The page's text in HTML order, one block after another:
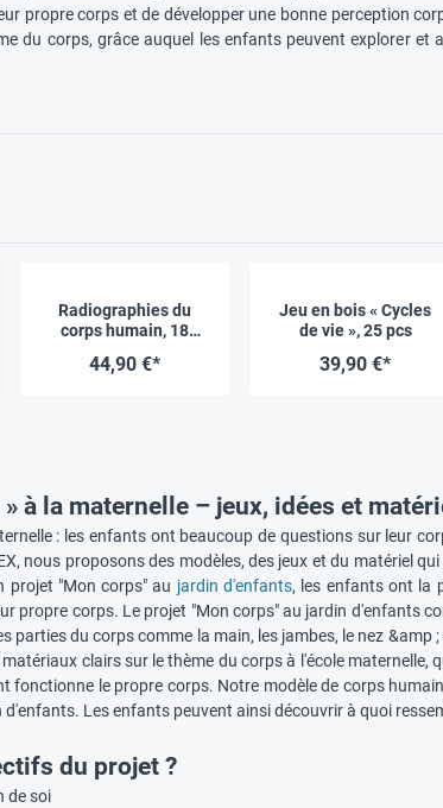
propre corps et de développer une bonne perception
du corps, grâce auquel les enfants peuvent explorer
Radiographies du
corps humain, 18
44,90 €*
Jeu en bois « Cycles
de vie », 25 pcs
39,90 €*
à la maternelle – jeux, idées et
: les enfants ont beaucoup de questions sur leur
nous proposons des modèles, des jeux et du matériel
projet "Mon corps" au jardin d'enfants, les enfants ont la
propre corps. Le projet "Mon corps" au jardin d'enfants
parties du corps comme la main, les jambes, le nez &amp
clairs sur le thème du corps à l'école
fonctionne le propre corps. Notre modèle de corps
Les enfants peuvent ainsi découvrir à quoi
du projet ?
de soi